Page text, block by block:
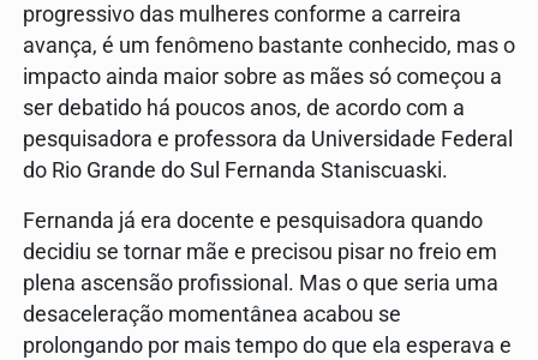
progressivo das mulheres conforme a carreira
avança, é um fenômeno bastante conhecido, mas o
impacto ainda maior sobre as mães só começou a
ser debatido há poucos anos, de acordo com a
pesquisadora e professora da Universidade Federal
do Rio Grande do Sul Fernanda Staniscuaski.
Fernanda já era docente e pesquisadora quando
decidiu se tornar mãe e precisou pisar no freio em
plena ascensão profissional. Mas o que seria uma
desaceleração momentânea acabou se
prolongando por mais tempo do que ela esperava e